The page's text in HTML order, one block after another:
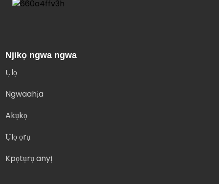
Njikọ ngwa ngwa
Ụlọ
Ngwaahịa
Akụkọ
Ụlọ ọrụ
Kpọtụrụ anyị